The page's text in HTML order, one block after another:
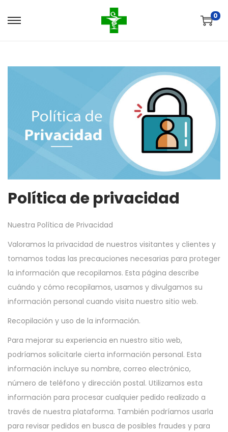
0
Política de privacidad
Nuestra Política de Privacidad
Valoramos la privacidad de nuestros visitantes y clientes y
tomamos todas las precauciones necesarias para proteger
la información que recopilamos. Esta página describe
cuándo y cómo recopilamos, usamos y divulgamos su
información personal cuando visita nuestro sitio web.
Recopilación y uso de la información.
Para mejorar su experiencia en nuestro sitio web,
podríamos solicitarle cierta información personal. Esta
información incluye su nombre, correo electrónico,
número de teléfono y dirección postal. Utilizamos esta
información para procesar cualquier pedido realizado a
través de nuestra plataforma. También podríamos usarla
para revisar pedidos en busca de posibles fraudes y para